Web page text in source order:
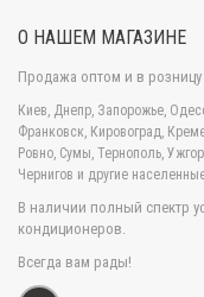
уже реализуют их,
международных
можно с уверенностью
устройства
производства. Такая
использование изделий.
Компания
популярность у
кондиционеров. Эти
температуру в
денег на
О НАШЕМ МАГАЗИНЕ
Продажа оптом и в
Киев, Днепр, Запорожье,
Франковск, Кировоград,
Ровно, Сумы, Тернополь,
Чернигов и другие
В наличии полный спектр
кондиционеров.
Всегда вам рады!